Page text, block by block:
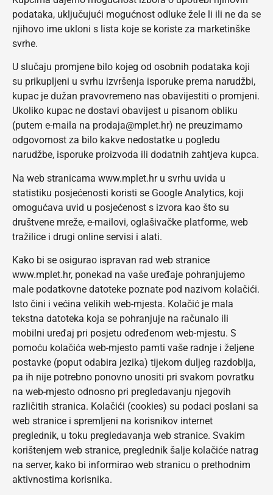
podataka, uključujući mogućnost odluke žele li ili ne da se
njihovo ime ukloni s lista koje se koriste za marketinške
svrhe.
U slučaju promjene bilo kojeg od osobnih podataka koji
su prikupljeni u svrhu izvršenja isporuke prema narudžbi,
kupac je dužan pravovremeno nas obavijestiti o promjeni.
Ukoliko kupac ne dostavi obavijest u pisanom obliku
(putem e-maila na prodaja@mplet.hr) ne preuzimamo
odgovornost za bilo kakve nedostatke u pogledu
narudžbe, isporuke proizvoda ili dodatnih zahtjeva kupca.
Na web stranicama www.mplet.hr u svrhu uvida u
statistiku posjećenosti koristi se Google Analytics, koji
omogućava uvid u posjećenost s izvora kao što su
društvene mreže, e-mailovi, oglašivačke platforme, web
tražilice i drugi online servisi i alati.
Kako bi se osigurao ispravan rad web stranice
www.mplet.hr, ponekad na vaše uređaje pohranjujemo
male podatkovne datoteke poznate pod nazivom kolačići.
Isto čini i većina velikih web-mjesta. Kolačić je mala
tekstna datoteka koja se pohranjuje na računalo ili
mobilni uređaj pri posjetu određenom web-mjestu. S
pomoću kolačića web-mjesto pamti vaše radnje i željene
postavke (poput odabira jezika) tijekom duljeg razdoblja,
pa ih nije potrebno ponovno unositi pri svakom povratku
na web-mjesto odnosno pri pregledavanju njegovih
različitih stranica. Kolačići (cookies) su podaci poslani sa
web stranice i spremljeni na korisnikov internet
preglednik, u toku pregledavanja web stranice. Svakim
korištenjem web stranice, preglednik šalje kolačiće natrag
na server, kako bi informirao web stranicu o prethodnim
aktivnostima korisnika.